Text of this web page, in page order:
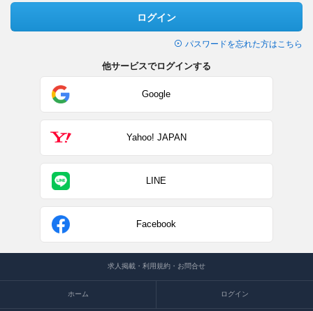
ログイン
パスワードを忘れた方はこちら
他サービスでログインする
Google
Yahoo! JAPAN
LINE
Facebook
求人掲載・利用規約・お問合せ
ホーム ログイン